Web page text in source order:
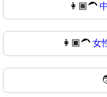
👩🏾‍🦱
👩🏿‍🦱 女